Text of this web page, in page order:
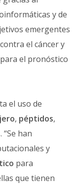
y de
emergentes
contra el cáncer y
el pronóstico
el uso de
, péptidos,
. “Se han
y
para
que tienen